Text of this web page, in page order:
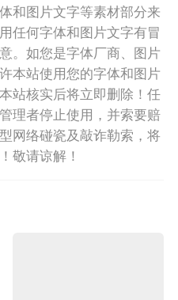
和图片文字等素材部分来
任何字体和图片文字有冒
。如您是字体厂商、图片
本站使用您的字体和图片
站核实后将立即删除！任
理者停止使用，并索要赔
网络碰瓷及敲诈勒索，将
敬请谅解！